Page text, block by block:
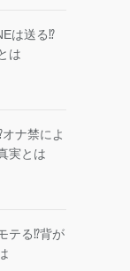
は送る⁉︎
は
ナ禁によ
実とは
テる⁉︎背が